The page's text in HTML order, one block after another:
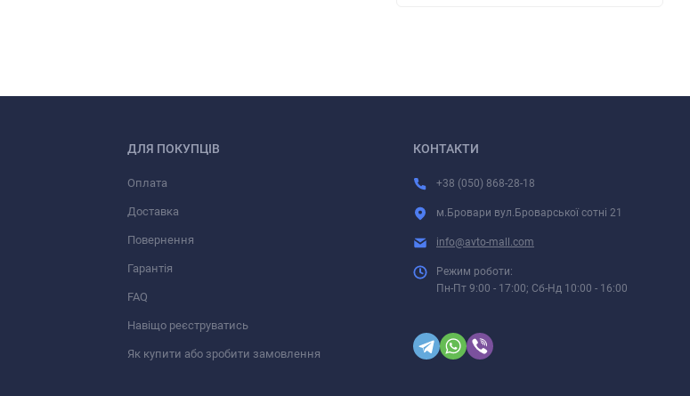
ДЛЯ ПОКУПЦІВ
Оплата
Доставка
Повернення
Гарантія
FAQ
Навіщо реєструватись
Як купити або зробити замовлення
КОНТАКТИ
+38 (050) 868-28-18
м.Бровари вул.Броварської сотні 21
info@avto-mall.com
Режим роботи:
Пн-Пт 9:00 - 17:00; Сб-Нд 10:00 - 16:00